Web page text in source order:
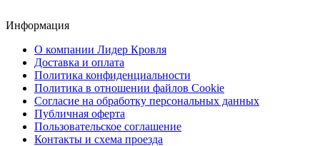
Информация
О компании Лидер Кровля
Доставка и оплата
Политика конфиденциальности
Политика в отношении файлов Cookie
Согласие на обработку персональных данных
Публичная оферта
Пользовательское соглашение
Контакты и схема проезда